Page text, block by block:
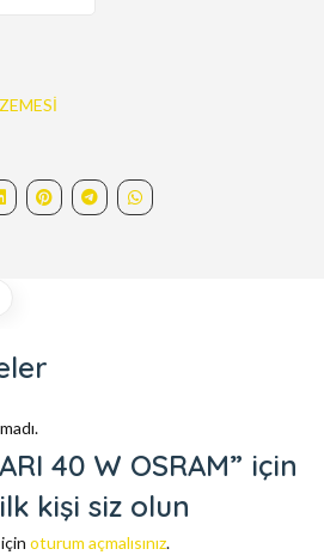
40 W OSRAM” için
kişi siz olun
oturum açmalısınız.